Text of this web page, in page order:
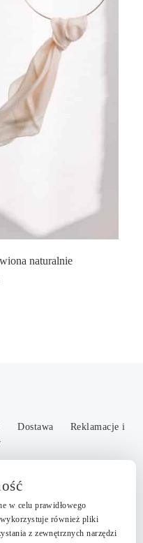
naturalnie
Dostawa
Reklamacje i
REGON: 361772332
tel: +48 509 828 896
Atelier © 2026
w celu prawidłowego
również pliki
z zewnętrznych narzędzi